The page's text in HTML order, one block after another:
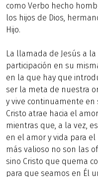
como Verbo hecho
los hijos de Dios,
Hijo.
La llamada de Jesús a
participación en su
en la que hay que
ser la meta de nuestra
y vive continuamente en
Cristo atrae hacia el
mientras que, a la vez,
en el amor y vida para
más valioso no son las
sino Cristo que quema
para que seamos en Él